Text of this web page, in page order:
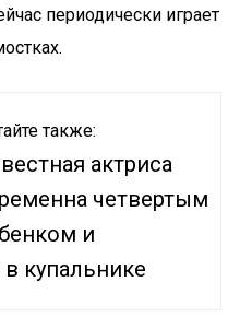
периодически играет
также:
актриса
четвертым
и
купальнике